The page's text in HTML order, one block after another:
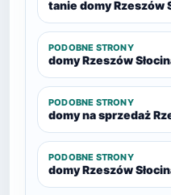
tanie domy Rzeszów
PODOBNE STRONY
domy Rzeszów
PODOBNE STRONY
domy na sprzedaż
PODOBNE STRONY
domy Rzeszów